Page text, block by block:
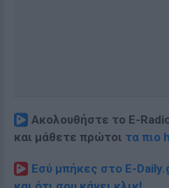
Ακολουθήστε το E-
και μάθετε πρώτοι τα πιο
Εσύ μπήκες στο E-